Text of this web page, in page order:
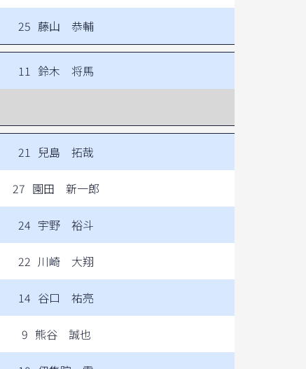
25 藤山 恭輔
11 鈴木 将馬
21 兒島 拓哉
27 園田 新一郎
24 宇野 裕斗
22 川崎 大翔
14 谷口 祐亮
9 熊谷 誠也